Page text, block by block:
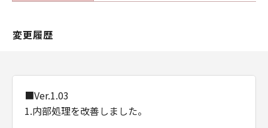
変更履歴
■Ver.1.03
1.内部処理を改善しました。